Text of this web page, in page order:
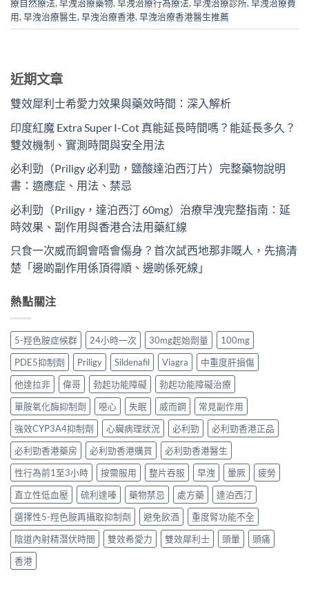
療自然療法, 早洩治療藥物, 早洩治療行為療法, 早洩治療診所, 早洩治療費
用, 早洩治療醫生, 早洩治療香港, 早洩治療香港醫生推薦
近期文章
雙效犀利士希愛力效果與藥效時間：深入解析
印度紅魔 Extra Super I-Cot 真能延長時間嗎？能延長多久？
雙效機制、實測時間與安全用法
必利勁（Priligy 必利勁，鹽酸達泊西汀片）完整藥物說明
書：適應症、用法、禁忌
必利勁（Priligy，達泊西汀 60mg）治療早洩完整指南：延
時效果、副作用與香港合法用藥紅線
只食一次威而鋼會唔會傷身？首次試西地那非嘅人，先搞清
楚「邊啲副作用係頂得順、邊啲係死線」
熱點關注
5-羥色胺症候群 24小時一次 30mg起始劑量
100mg
PDE5抑制劑
Priligy Sildenafil Viagra
中重度肝損傷
他達拉非
偉哥 勃起功能障礙
勃起功能障礙治療
單胺氧化酶抑制劑
噁心 失眠 威而鋼
常見副作用
強效CYP3A4抑制劑
心臟病理狀況 必利勁
必利勁香港正品
必利勁香港藥房
必利勁香港購買
必利勁香港醫生
性行為前1至3小時
按需服用 整片吞服 早洩 暈厥
疲勞
直立性低血壓
硫利達嗪 藥物禁忌 處方藥
達泊西汀
選擇性5-羥色胺再攝取抑制劑
避免飲酒
重度腎功能不全
陰道內射精潛伏時間
雙效希愛力 雙效犀利士 頭暈
頭痛
香港